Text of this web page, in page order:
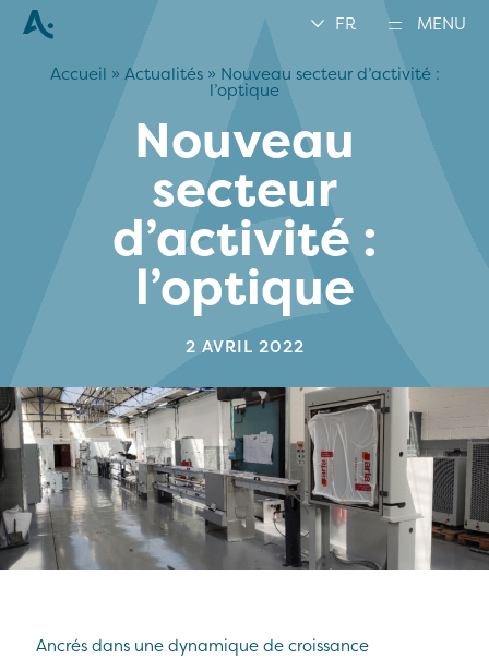
FR MENU
Accueil » Actualités» Nouveau secteur d’activité :
l’optique
Nouveau
secteur
d’activité :
l’optique
2 AVRIL 2022
Ancrés dans une dynamique de croissance